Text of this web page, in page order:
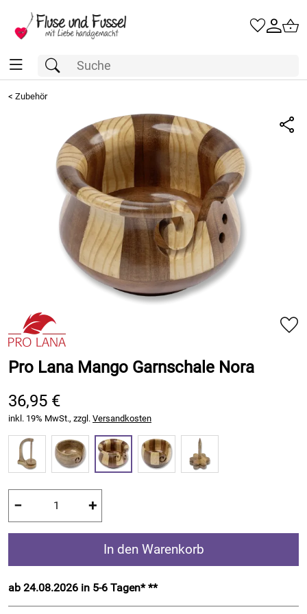
< Zubehör
Pro Lana Mango Garnschale Nora
36,95 €
inkl. 19% MwSt., zzgl. Versandkosten
− +
In den Warenkorb
ab 24.08.2026 in 5-6 Tagen* **